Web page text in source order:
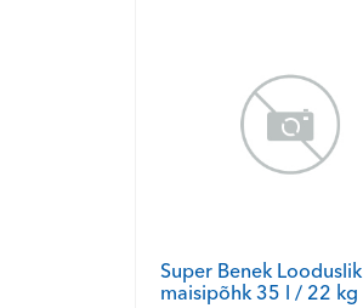
Super Benek Looduslik
maisipõhk 35 l / 22 kg